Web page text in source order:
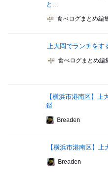
と...
食べログまとめ編
上大岡でランチをす
食べログまとめ編
【横浜市港南区】
鑑
Breaden
【横浜市港南区】
Breaden